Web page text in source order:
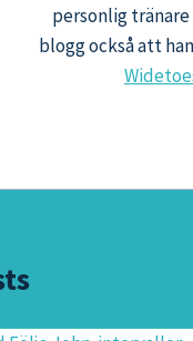
personlig
blogg också att